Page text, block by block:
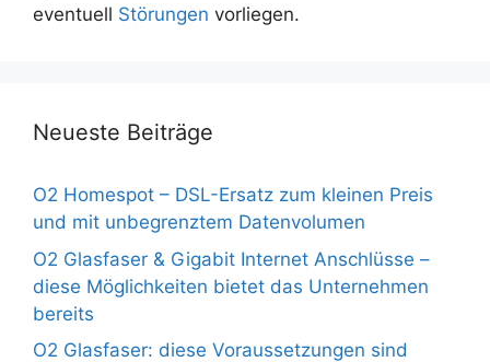
eventuell Störungen vorliegen.
Neueste Beiträge
O2 Homespot – DSL-Ersatz zum kleinen Preis
und mit unbegrenztem Datenvolumen
O2 Glasfaser & Gigabit Internet Anschlüsse –
diese Möglichkeiten bietet das Unternehmen
bereits
O2 Glasfaser: diese Voraussetzungen sind